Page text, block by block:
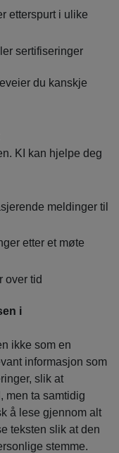
etterspurt i ulike
sertifiseringer
du kanskje
KI kan hjelpe deg
meldinger til
etter et møte
over tid
i
ikke som en
informasjon som
slik at
men ta samtidig
å lese gjennom alt
teksten slik at den
stemme.